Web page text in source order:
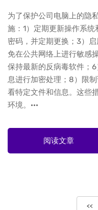
为了保护公司电脑上的隐
施：1）定期更新操作系
密码，并定期更换；3）
免在公共网络上进行敏感
保持最新的反病毒软件；
息进行加密处理；8）限
看特定文件和信息。这些
环境。···
阅读文章
<<